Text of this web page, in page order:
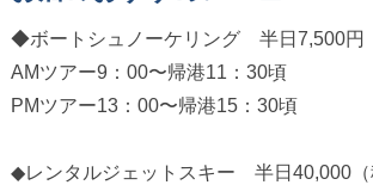
◆ボートシュノーケリング 半日7,500円
AMツアー9：00〜帰港11：30頃
PMツアー13：00〜帰港15：30頃
◆レンタルジェットスキー 半日40,000（